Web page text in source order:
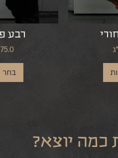
רבע
₪75.0 /
בחר
כמה יוצא?